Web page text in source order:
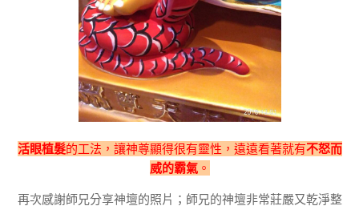
活眼植髮的工法，讓神尊顯得很有靈性，遠遠看著就有不怒而
威的霸氣。
再次感謝師兄分享神壇的照片；師兄的神壇非常莊嚴又乾淨整